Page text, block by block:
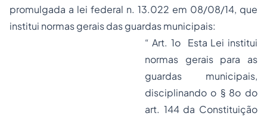
promulgada a lei federal n. 13.022 em 08/08/14, que
institui normas gerais das guardas municipais:
“ Art. 1o Esta Lei institui
normas gerais para as
guardas municipais,
disciplinando o § 8o do
art. 144 da Constituição